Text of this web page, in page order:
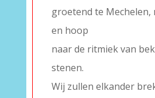
groetend te Mechelen,
en hoop
naar de ritmiek van
stenen.
Wij zullen elkander